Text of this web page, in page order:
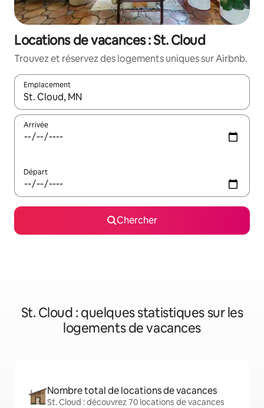
Locations de vacances : St. Cloud
Trouvez et réservez des logements uniques sur Airbnb.
Emplacement
Quand les résultats sont affichés, parcourez-les en utilisant
Arrivée
Départ
Chercher
St. Cloud : quelques statistiques sur les
logements de vacances
Nombre total de locations de vacances
St. Cloud : découvrez 70 locations de vacances